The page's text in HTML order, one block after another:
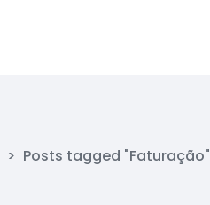
> Posts tagged "Faturação"